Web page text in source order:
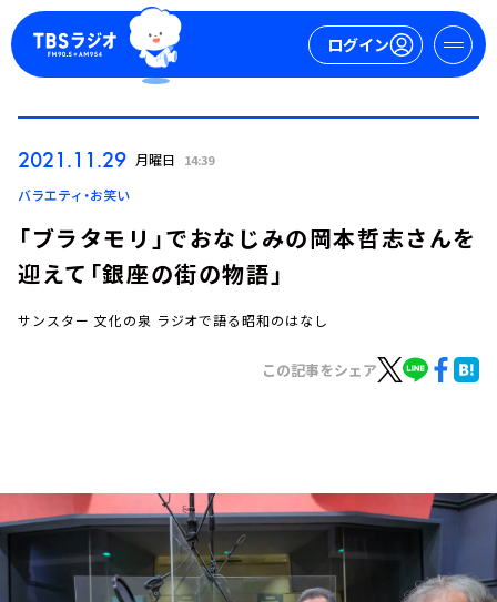
ログイン
ログイン
お知らせ
イベント・グッズ
YouTube
会社情報
2021.11.29 月曜日 14:39
バラエティ・お笑い
「ブラタモリ」でおなじみの岡本哲志さんを
迎えて「銀座の街の物語」
サンスター 文化の泉 ラジオで語る昭和のはなし
この記事をシェア